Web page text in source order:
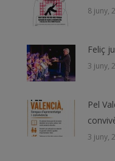
8 juny,
Feliç
3 juny,
Pel
3 juny,